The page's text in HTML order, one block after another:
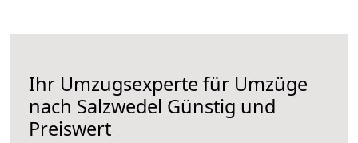
Ihr Umzugsexperte für Umzüge
nach Salzwedel Günstig und
Preiswert